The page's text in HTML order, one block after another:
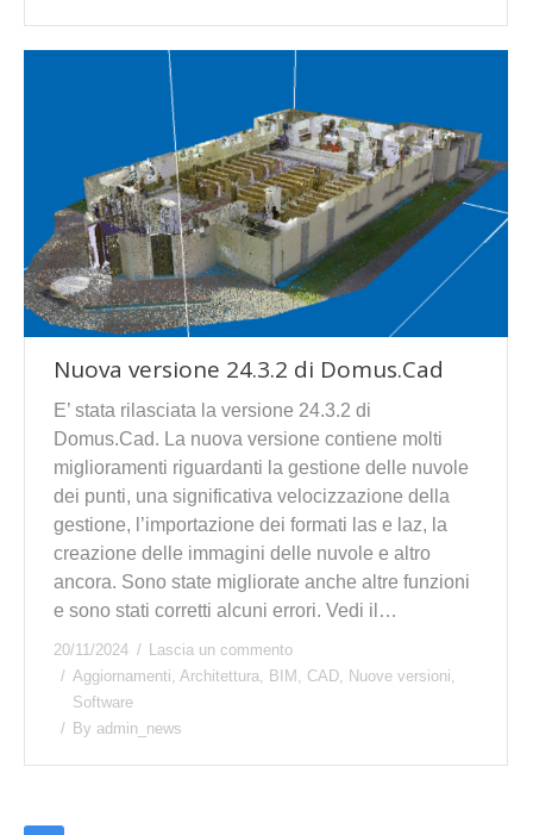
Nuova versione 24.3.2 di Domus.Cad
E’ stata rilasciata la versione 24.3.2 di
Domus.Cad. La nuova versione contiene molti
miglioramenti riguardanti la gestione delle nuvole
dei punti, una significativa velocizzazione della
gestione, l’importazione dei formati las e laz, la
creazione delle immagini delle nuvole e altro
ancora. Sono state migliorate anche altre funzioni
e sono stati corretti alcuni errori. Vedi il…
20/11/2024
Lascia un commento
Aggiornamenti Architettura BIM CAD Nuove versioni
Software
By admin_news